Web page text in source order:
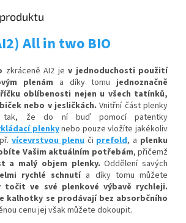
All in two BIO
zkráceně AI2 jev jednoduchosti použití
plenám a díky tomujednoznačně
oblíbenosti nejen u všech tatínků,
nebo v jesličkách.Vnitřní část plenky
tak, že do ní buď pomocí patentky
plenkynebo pouze vložíte jakékoliv
vícevrstvou plenuči prefold, a plenku
Vašim aktuálním potřebám, přičemž
a malý objem plenky. Oddělení savých
rychlé schnutí a díky tomu můžete
ve své plenkové výbavě rychleji.
kalhotky se prodávají bez absorbčního
cenu jej však můžete dokoupit.